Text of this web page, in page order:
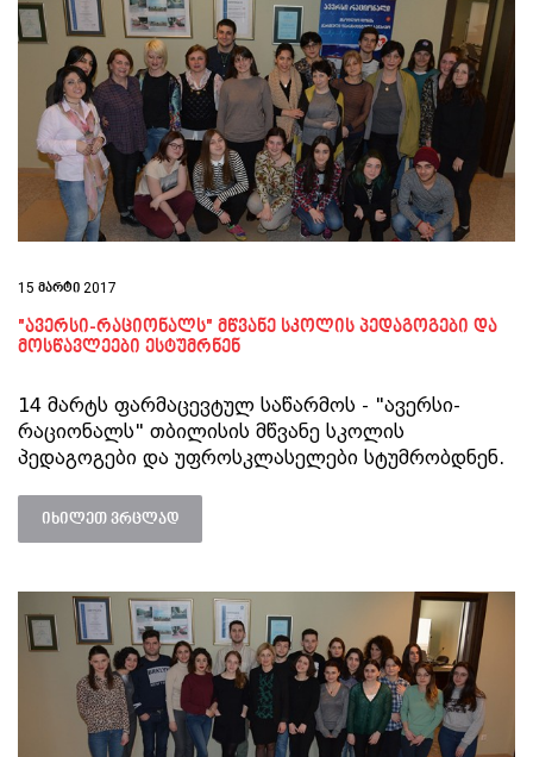
15 მარტი 2017
"ავერსი-რაციონალს" მწვანე სკოლის პედაგოგები და
მოსწავლეები ესტუმრნენ
14 მარტს ფარმაცევტულ საწარმოს - "ავერსი-
რაციონალს" თბილისის მწვანე სკოლის
პედაგოგები და უფროსკლასელები სტუმრობდნენ.
იხილეთ ვრცლად